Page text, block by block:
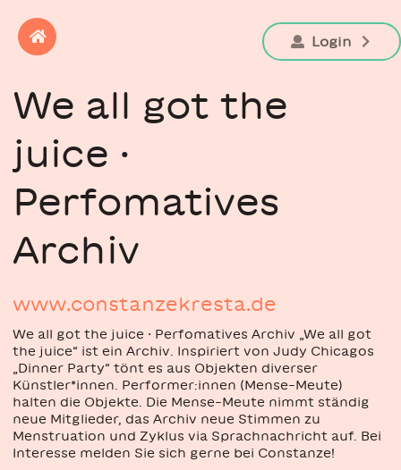
Login
We all got the
juice ·
Perfomatives
Archiv
www.constanzekresta.de
We all got the juice · Perfomatives Archiv „We all got
the juice“ ist ein Archiv. Inspiriert von Judy Chicagos
„Dinner Party“ tönt es aus Objekten diverser
Künstler*innen. Performer:innen (Mense-Meute)
halten die Objekte. Die Mense-Meute nimmt ständig
neue Mitglieder, das Archiv neue Stimmen zu
Menstruation und Zyklus via Sprachnachricht auf. Bei
Interesse melden Sie sich gerne bei Constanze!